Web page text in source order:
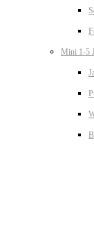
Mini 1-5